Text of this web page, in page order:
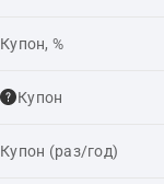
Купон, %
Купон
Купон (раз/год)